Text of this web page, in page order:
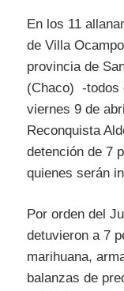
En los 11
de Villa
provincia de
(Chaco) -todos
viernes 9 de
Reconquista
detención de 7
quienes serán
Por orden del
detuvieron a 7
marihuana,
balanzas de